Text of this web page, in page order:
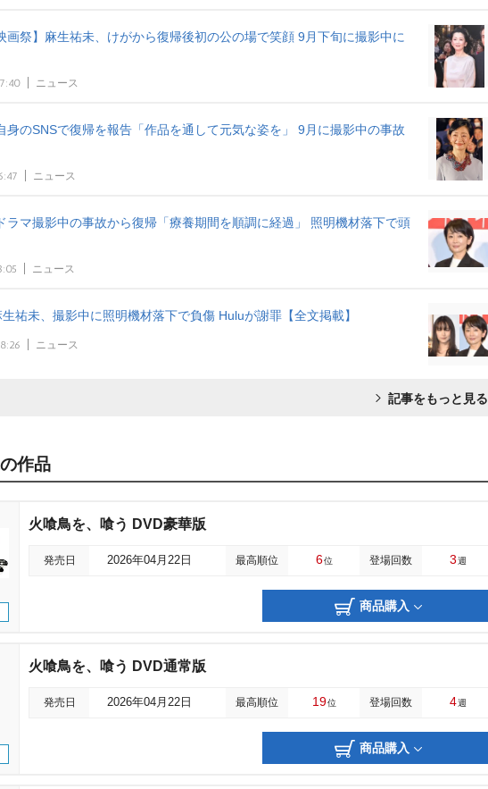
画祭】麻生祐未、けがから復帰後初の公の場で笑顔 9月下旬に撮影中に
ニュース
身のSNSで復帰を報告「作品を通して元気な姿を」 9月に撮影中の事故
ニュース
ラマ撮影中の事故から復帰「療養期間を順調に経過」 照明機材落下で頭
ニュース
祐未、撮影中に照明機材落下で負傷 Huluが謝罪【全文掲載】
ニュース
記事をもっと見る
作品
火喰鳥を、喰う DVD豪華版
発売日 2026年04月22日 最高順位 6位 登場回数 3週
商品購入
火喰鳥を、喰う DVD通常版
発売日 2026年04月22日 最高順位 19位 登場回数 4週
商品購入